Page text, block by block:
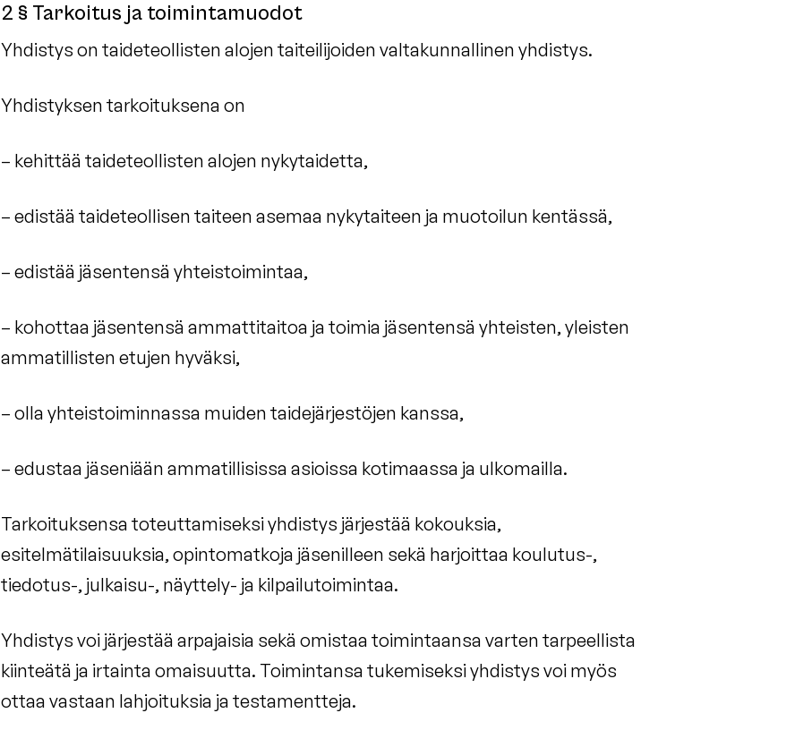
2 § Tarkoitus ja toimintamuodot
Yhdistys on taideteollisten alojen taiteilijoiden valtakunnallinen yhdistys.
Yhdistyksen tarkoituksena on
– kehittää taideteollisten alojen nykytaidetta,
– edistää taideteollisen taiteen asemaa nykytaiteen ja muotoilun kentässä,
– edistää jäsentensä yhteistoimintaa,
– kohottaa jäsentensä ammattitaitoa ja toimia jäsentensä yhteisten, yleisten
ammatillisten etujen hyväksi,
– olla yhteistoiminnassa muiden taidejärjestöjen kanssa,
– edustaa jäseniään ammatillisissa asioissa kotimaassa ja ulkomailla.
Tarkoituksensa toteuttamiseksi yhdistys järjestää kokouksia,
esitelmätilaisuuksia, opintomatkoja jäsenilleen sekä harjoittaa koulutus-,
tiedotus-, julkaisu-, näyttely- ja kilpailutoimintaa.
Yhdistys voi järjestää arpajaisia sekä omistaa toimintaansa varten tarpeellista
kiinteätä ja irtainta omaisuutta. Toimintansa tukemiseksi yhdistys voi myös
ottaa vastaan lahjoituksia ja testamentteja.